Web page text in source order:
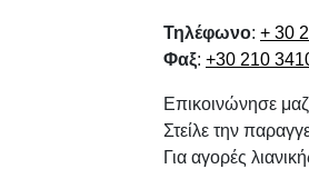
Τηλέφωνο: + 30
Φαξ: +30 210
Επικοινώνησε
Στείλε την
Για αγορές